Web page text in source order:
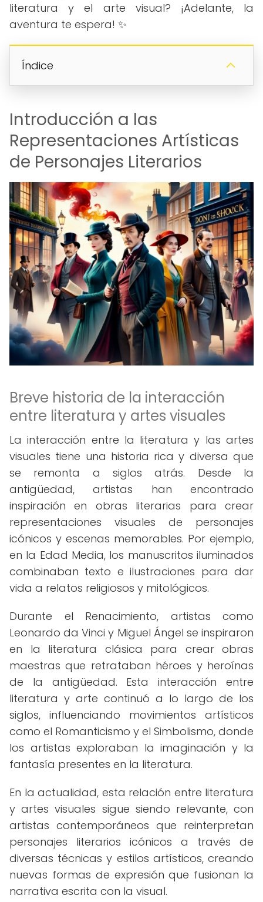
literatura y el arte visual? ¡Adelante, la
aventura te espera! ✨
Índice
Introducción a las
Representaciones Artísticas
de Personajes Literarios
Breve historia de la interacción
entre literatura y artes visuales
La interacción entre la literatura y las artes
visuales tiene una historia rica y diversa que
se remonta a siglos atrás. Desde la
antigüedad, artistas han encontrado
inspiración en obras literarias para crear
representaciones visuales de personajes
icónicos y escenas memorables. Por ejemplo,
en la Edad Media, los manuscritos iluminados
combinaban texto e ilustraciones para dar
vida a relatos religiosos y mitológicos.
Durante el Renacimiento, artistas como
Leonardo da Vinci y Miguel Ángel se inspiraron
en la literatura clásica para crear obras
maestras que retrataban héroes y heroínas
de la antigüedad. Esta interacción entre
literatura y arte continuó a lo largo de los
siglos, influenciando movimientos artísticos
como el Romanticismo y el Simbolismo, donde
los artistas exploraban la imaginación y la
fantasía presentes en la literatura.
En la actualidad, esta relación entre literatura
y artes visuales sigue siendo relevante, con
artistas contemporáneos que reinterpretan
personajes literarios icónicos a través de
diversas técnicas y estilos artísticos, creando
nuevas formas de expresión que fusionan la
narrativa escrita con la visual.